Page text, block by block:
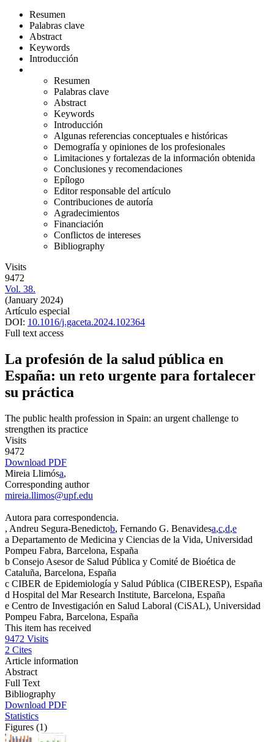
Resumen
Palabras clave
Abstract
Keywords
Introducción
Resumen
Palabras clave
Abstract
Keywords
Introducción
Algunas referencias conceptuales e históricas
Demografía y opiniones de los profesionales
Limitaciones y fortalezas de la información obtenida
Conclusiones y recomendaciones
Epílogo
Editor responsable del artículo
Contribuciones de autoría
Agradecimientos
Financiación
Conflictos de intereses
Bibliography
Visits
9472
Vol. 38.
(January 2024)
Artículo especial
DOI: 10.1016/j.gaceta.2024.102364
Full text access
La profesión de la salud pública en
España: un reto urgente para fortalecer
su práctica
The public health profession in Spain: an urgent challenge to
strengthen its practice
Visits
9472
Download PDF
Mireia Llimósa,
Corresponding author
mireia.llimos@upf.edu
Autora para correspondencia.
, Andreu Segura-Benedictob, Fernando G. Benavidesa,c,d,e
a Departamento de Medicina y Ciencias de la Vida, Universidad
Pompeu Fabra, Barcelona, España
b Consejo Asesor de Salud Pública y Comité de Bioética de
Cataluña, Barcelona, España
c CIBER de Epidemiología y Salud Pública (CIBERESP), España
d Hospital del Mar Research Institute, Barcelona, España
e Centro de Investigación en Salud Laboral (CiSAL), Universidad
Pompeu Fabra, Barcelona, España
This item has received
9472 Visits
2 Cites
Article information
Abstract
Full Text
Bibliography
Download PDF
Statistics
Figures (1)